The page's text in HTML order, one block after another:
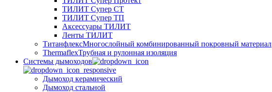
ТИЛИТ Супер СТ
ТИЛИТ Супер ТП
Аксессуары ТИЛИТ
Ленты ТИЛИТ
ТитанфлексМногослойный комбинированный покровный материал
ThermaflexТрубная и рулонная изоляция
Cистемы дымоходов
Дымоход керамический
Дымоход стальной